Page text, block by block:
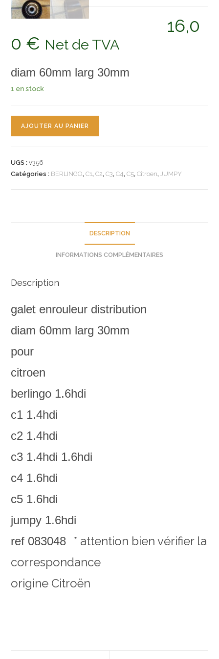
16,0
0 € Net de TVA
diam 60mm larg 30mm
1 en stock
enrouleur
083048
AJOUTER AU PANIER
UGS :v356
Catégories : BERLINGO,C1,C2,C3,C4,C5,Citroen,JUMPY
DESCRIPTION
INFORMATIONS COMPLÉMENTAIRES
Description
galet enrouleur distribution
diam 60mm larg 30mm
pour
citroen
berlingo 1.6hdi
c1 1.4hdi
c2 1.4hdi
c3 1.4hdi 1.6hdi
c4 1.6hdi
c5 1.6hdi
jumpy 1.6hdi
ref 083048
* attention bien vérifier la
correspondance
origine Citroën